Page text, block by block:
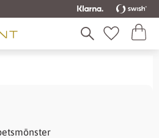
Favoriter